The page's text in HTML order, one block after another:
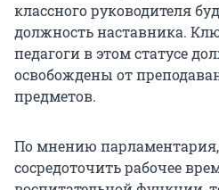
классного руководителя
должность наставника.
педагоги в этом статусе
освобождены от
предметов.
По мнению парламентария,
сосредоточить рабочее